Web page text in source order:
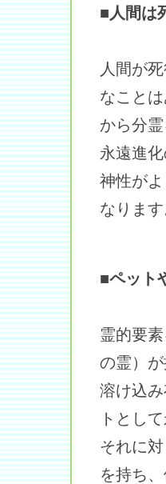
■人間は
人間が
なこと
から分
永遠進
神性が
なります
■ペット
霊的要
の霊）
溶け込
トとし
それに
を持ち